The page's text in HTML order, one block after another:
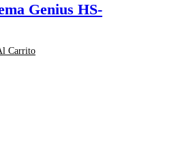
Genius HS-
Carrito